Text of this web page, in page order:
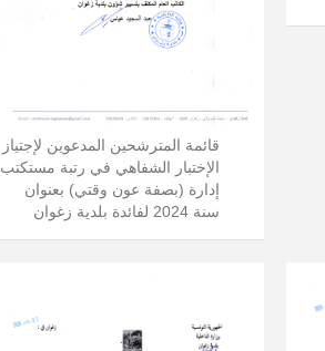
قائمة المترشحين المدعوين لإجتياز
الإختبار الشفاهي في رتبة مستكتب
إدارة (بصفة عون وقتي) بعنوان
سنة 2024 لفائدة بلدية زغوان